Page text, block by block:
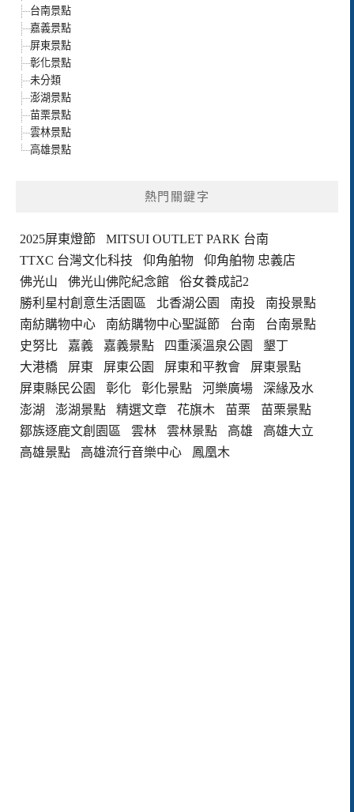
台南景點
嘉義景點
屏東景點
彰化景點
未分類
澎湖景點
苗栗景點
雲林景點
高雄景點
熱門關鍵字
2025屏東燈節
MITSUI OUTLET PARK 台南
TTXC 台灣文化科技
仰角舶物
仰角舶物 忠義店
佛光山
佛光山佛陀紀念館
俗女養成記2
勝利星村創意生活園區
北香湖公園 南投
南投景點
南紡購物中心
南紡購物中心聖誕節 台南
台南景點
史努比
嘉義 嘉義景點 四重溪溫泉公園
墾丁
大港橋
屏東 屏東公園 屏東和平教會
屏東景點
屏東縣民公園
彰化 彰化景點 河樂廣場
深緣及水
澎湖
澎湖景點 精選文章 花旗木 苗栗
苗栗景點
鄒族逐鹿文創園區
雲林 雲林景點 高雄
高雄大立
高雄景點
高雄流行音樂中心 鳳凰木